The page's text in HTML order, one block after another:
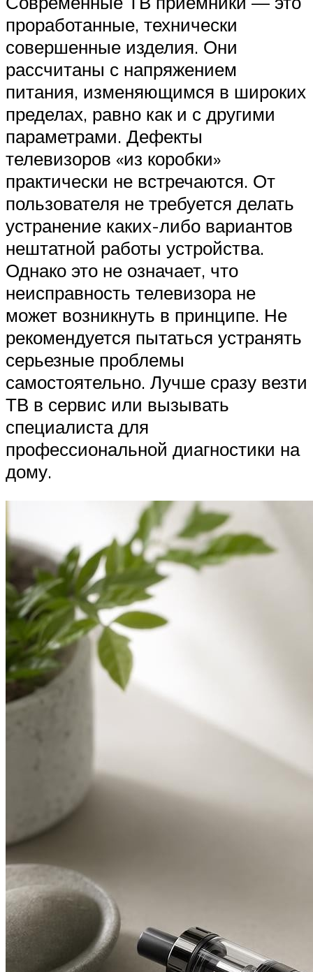
проработанные, технически
совершенные изделия. Они
рассчитаны с напряжением
питания, изменяющимся в широких
пределах, равно как и с другими
параметрами. Дефекты
телевизоров «из коробки»
практически не встречаются. От
пользователя не требуется делать
устранение каких-либо вариантов
нештатной работы устройства.
Однако это не означает, что
неисправность телевизора не
может возникнуть в принципе. Не
рекомендуется пытаться устранять
серьезные проблемы
самостоятельно. Лучше сразу везти
ТВ в сервис или вызывать
специалиста для
профессиональной диагностики на
дому.